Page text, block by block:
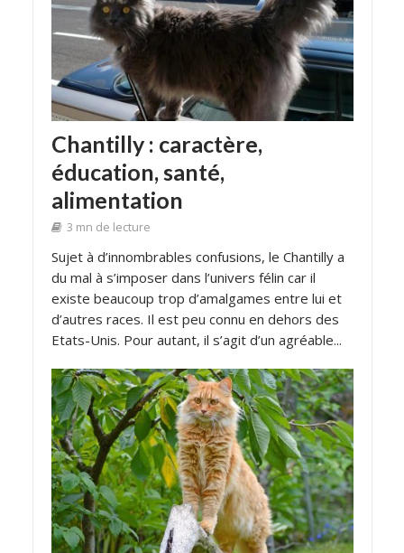
Chantilly : caractère,
éducation, santé,
alimentation
3 mn de lecture
Sujet à d’innombrables confusions, le Chantilly a
du mal à s’imposer dans l’univers félin car il
existe beaucoup trop d’amalgames entre lui et
d’autres races. Il est peu connu en dehors des
Etats-Unis. Pour autant, il s’agit d’un agréable...